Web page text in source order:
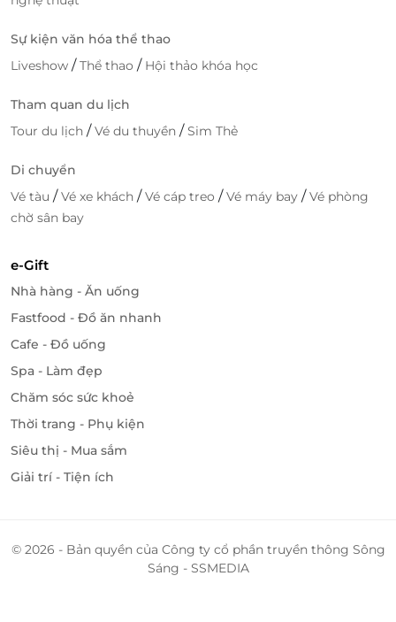
Sự kiện văn hóa thể thao
Liveshow /Thể thao / Hội thảo khóa học
Tham quan du lịch
Tour du lịch /Vé du thuyền /Sim Thẻ
Di chuyển
Vé tàu /Vé xe khách /Vé cáp treo /Vé máy bay /Vé phòng
chờ sân bay
e-Gift
Nhà hàng - Ăn uống
Fastfood - Đồ ăn nhanh
Cafe - Đồ uống
Spa - Làm đẹp
Chăm sóc sức khoẻ
Thời trang - Phụ kiện
Siêu thị - Mua sắm
Giải trí - Tiện ích
© 2026 - Bản quyền của Công ty cổ phần truyền thông Sông
Sáng - SSMEDIA